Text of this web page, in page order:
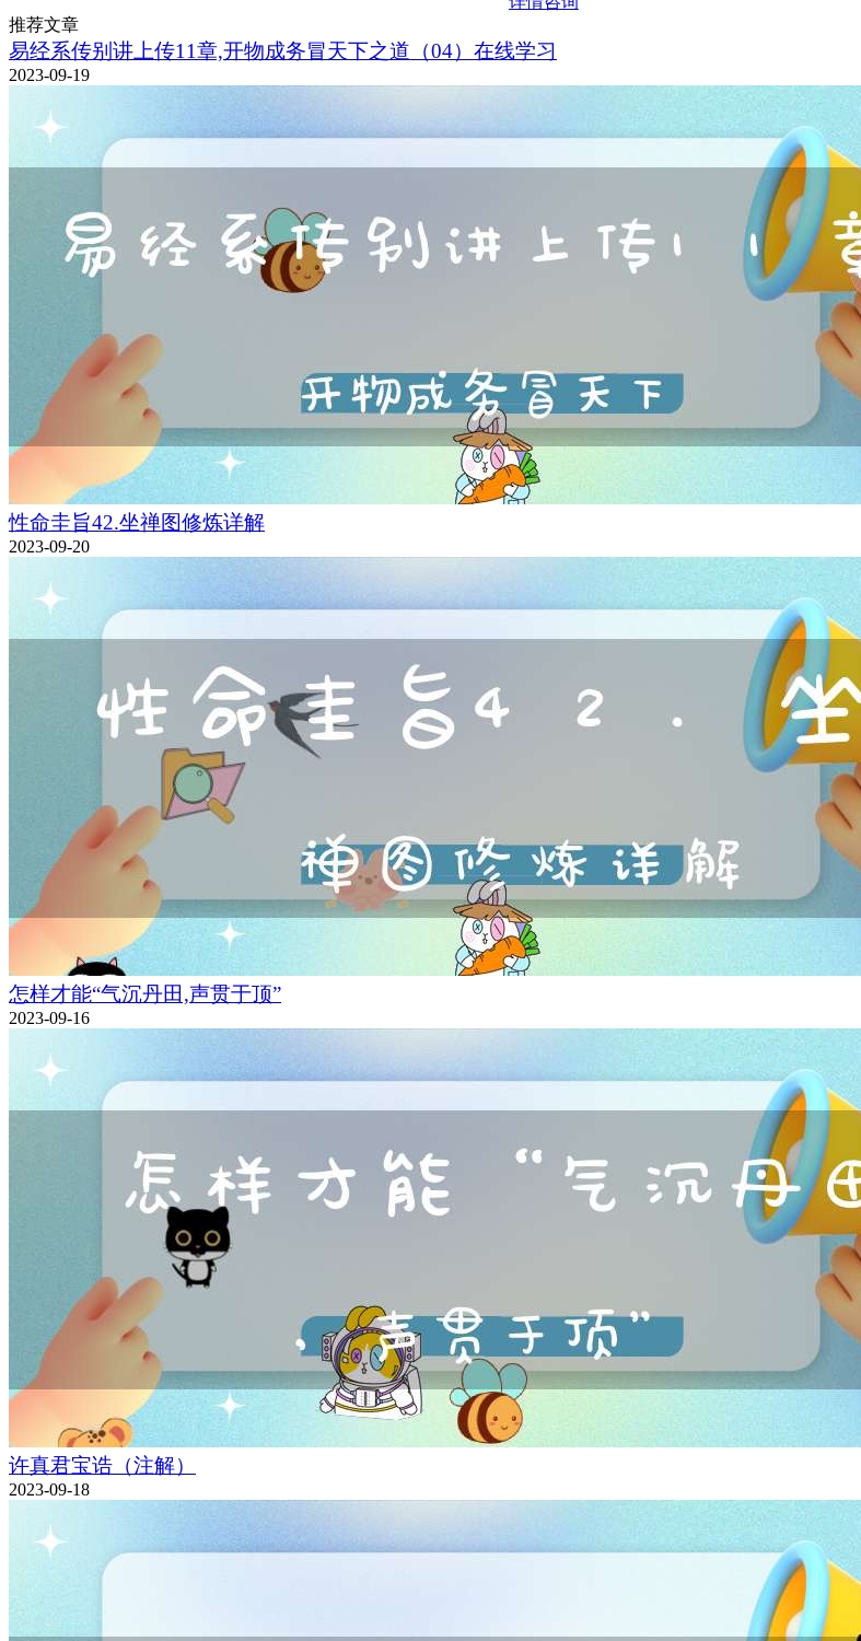
推荐文章
易经系传别讲上传11章,开物成务冒天下之道（04）在线学习
2023-09-19
性命圭旨42.坐禅图修炼详解
2023-09-20
怎样才能“气沉丹田,声贯于顶”
2023-09-16
许真君宝诰（注解）
2023-09-18